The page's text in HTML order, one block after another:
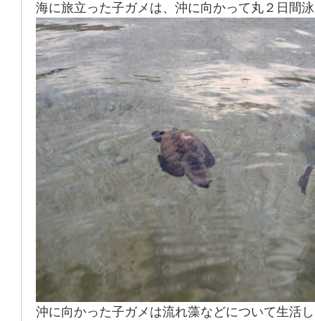
海に旅立った子ガメは、沖に向かって丸２日間
沖に向かった子ガメは流れ藻などについて生活